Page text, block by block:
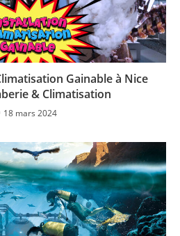
Gainable à Nice
& Climatisation
18 mars 2024